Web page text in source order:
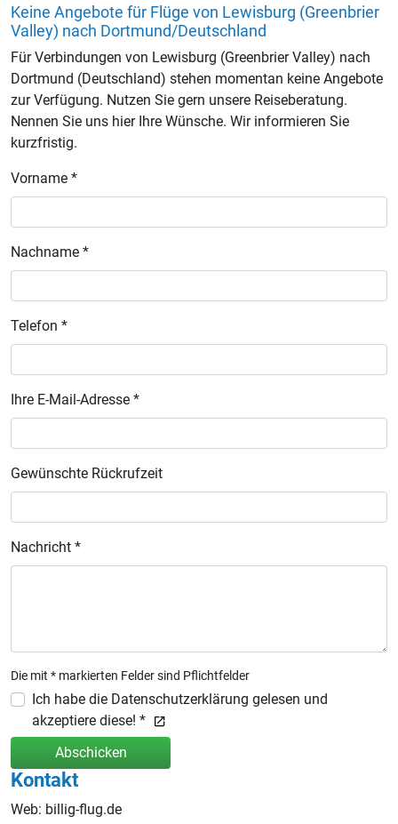
Keine Angebote für Flüge von Lewisburg (Greenbrier
Valley) nach Dortmund/Deutschland
Für Verbindungen von Lewisburg (Greenbrier Valley) nach
Dortmund (Deutschland) stehen momentan keine Angebote
zur Verfügung. Nutzen Sie gern unsere Reiseberatung.
Nennen Sie uns hier Ihre Wünsche. Wir informieren Sie
kurzfristig.
Vorname *
Nachname *
Telefon *
Ihre E-Mail-Adresse *
Gewünschte Rückrufzeit
Nachricht *
Die mit * markierten Felder sind Pflichtfelder
Ich habe die Datenschutzerklärung gelesen und
akzeptiere diese! *
Abschicken
Kontakt
Web: billig-flug.de